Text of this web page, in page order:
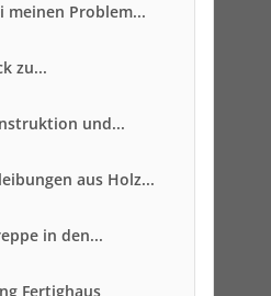
meinen Problem...
zu...
und...
aus Holz...
in den...
Fertighaus